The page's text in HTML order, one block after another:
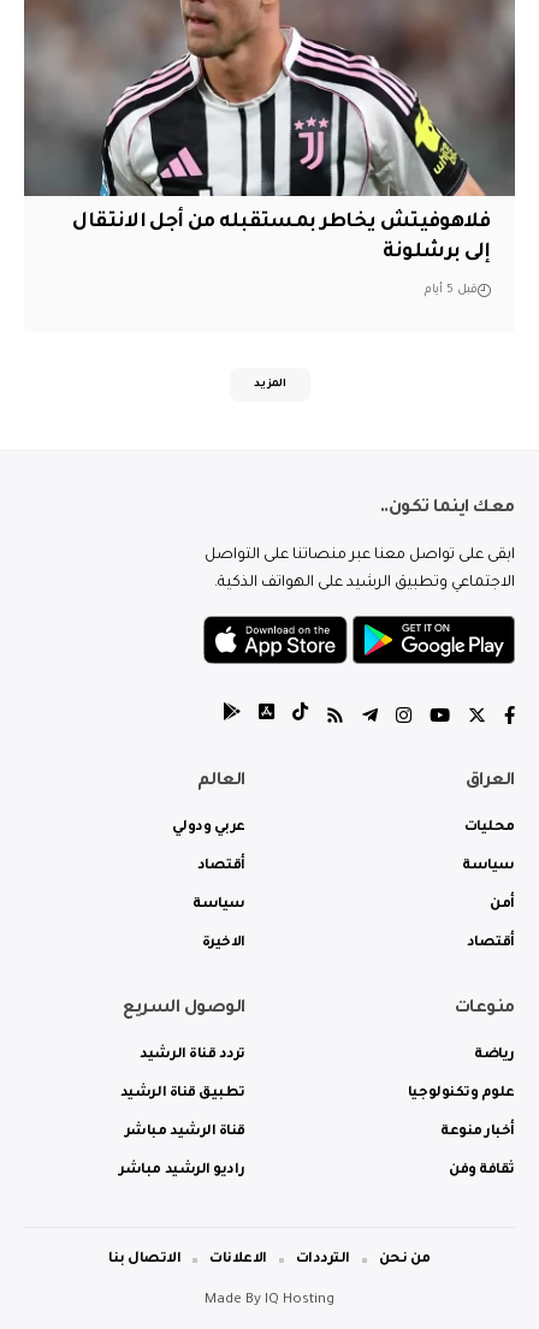
فلاهوفيتش يخاطر بمستقبله من أجل الانتقال
إلى برشلونة
قبل 5 أيام
المزيد
معك اينما تكون..
ابقى على تواصل معنا عبر منصاتنا على التواصل
الاجتماعي وتطبيق الرشيد على الهواتف الذكية.
العراق
محليات
سياسة
أمن
أقتصاد
العالم
عربي ودولي
أقتصاد
سياسة
الاخيرة
منوعات
رياضة
علوم وتكنولوجيا
أخبار منوعة
ثقافة وفن
الوصول السريع
تردد قناة الرشيد
تطبيق قناة الرشيد
قناة الرشيد مباشر
راديو الرشيد مباشر
Made By IQ Hosting
من نحن الترددات الاعلانات الاتصال بنا